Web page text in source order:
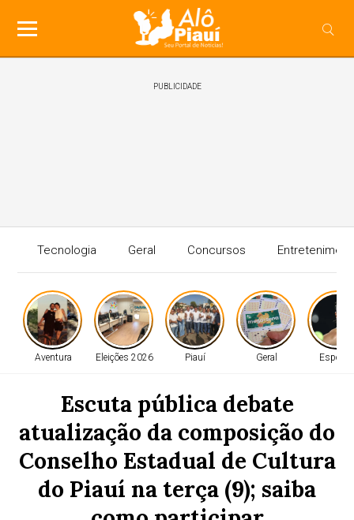
PUBLICIDADE
Tecnologia Geral Concursos
Aventura Eleições 2026 Piauí Geral
Escuta pública debate
atualização da composição do
Conselho Estadual de Cultura
do Piauí na terça (9); saiba